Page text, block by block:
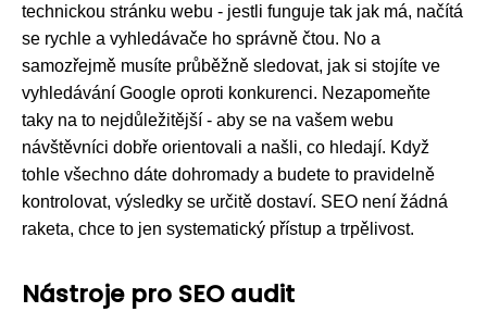
technickou stránku webu - jestli funguje tak jak má, načítá
se rychle a vyhledávače ho správně čtou. No a
samozřejmě musíte průběžně sledovat, jak si stojíte ve
vyhledávání Google oproti konkurenci. Nezapomeňte
taky na to nejdůležitější - aby se na vašem webu
návštěvníci dobře orientovali a našli, co hledají. Když
tohle všechno dáte dohromady a budete to pravidelně
kontrolovat, výsledky se určitě dostaví. SEO není žádná
raketa, chce to jen systematický přístup a trpělivost.
Nástroje pro SEO audit